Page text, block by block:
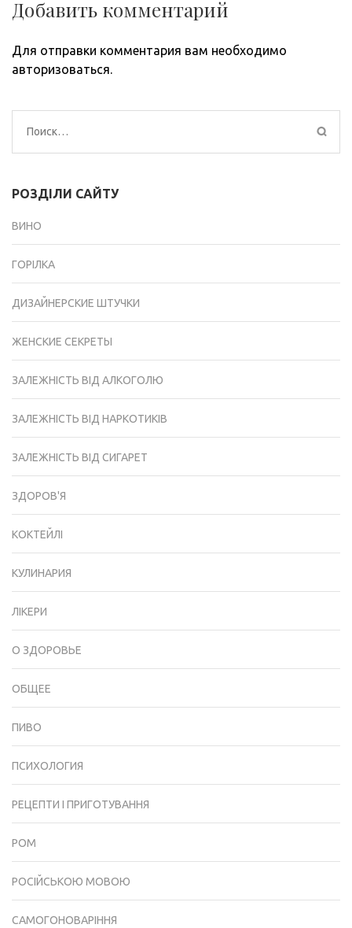
Добавить комментарий
Для отправки комментария вам необходимо
авторизоваться.
Найти:
РОЗДІЛИ САЙТУ
ВИНО
ГОРІЛКА
ДИЗАЙНЕРСКИЕ ШТУЧКИ
ЖЕНСКИЕ СЕКРЕТЫ
ЗАЛЕЖНІСТЬ ВІД АЛКОГОЛЮ
ЗАЛЕЖНІСТЬ ВІД НАРКОТИКІВ
ЗАЛЕЖНІСТЬ ВІД СИГАРЕТ
ЗДОРОВ'Я
КОКТЕЙЛІ
КУЛИНАРИЯ
ЛІКЕРИ
О ЗДОРОВЬЕ
ОБЩЕЕ
ПИВО
ПСИХОЛОГИЯ
РЕЦЕПТИ І ПРИГОТУВАННЯ
РОМ
РОСІЙСЬКОЮ МОВОЮ
САМОГОНОВАРІННЯ